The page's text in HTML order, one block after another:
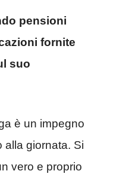
pensioni
fornite
suo
è un impegno
alla giornata. Si
vero e proprio